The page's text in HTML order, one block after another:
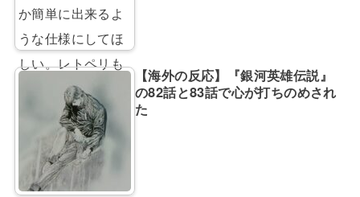
【海外の反応】『銀河英雄伝説』
の82話と83話で心が打ちのめされ
た